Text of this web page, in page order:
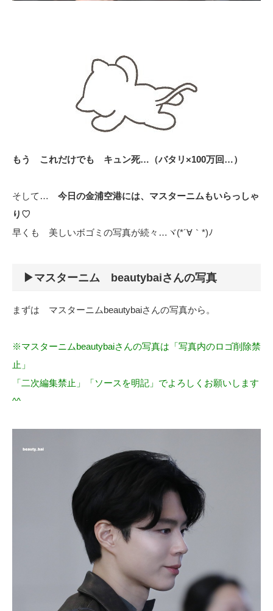
もう これだけでも キュン死…（バタリ×100万回…）
そして… 今日の金浦空港には、マスターニムもいらっしゃ
り♡
早くも 美しいボゴミの写真が続々…ヾ(*´∀｀*)ﾉ
▶マスターニム beautybaiさんの写真
まずは マスターニムbeautybaiさんの写真から。
※マスターニムbeautybaiさんの写真は「写真内のロゴ削除禁
止」
「二次編集禁止」「ソースを明記」でよろしくお願いします
^^